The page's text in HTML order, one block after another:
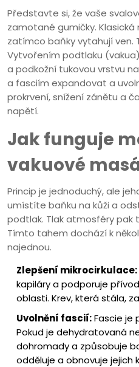
Představte si, že vaše
zamotané gumičky.
zatímco baňky vytahují ven.
Vytvořením podtlaku
a podkožní tukovou vrstvu
a fasciím expandovat a
prokrvení, snížení zánětu a
napětí.
Jak funguje
vakuové
Princip je jednoduchý, ale
umístíte baňku na kůži a
podtlak. Tlak atmosféry pak
Tímto tahem dochází k
najednou.
Zlepšení mikrocirkulace:
kapiláry a podporuje
oblasti. Krev, která stála,
Uvolnění fascií:Fascie je
Pokud je dehydratovaná
dohromady a způsobuje
odděluje a obnovuje jejich